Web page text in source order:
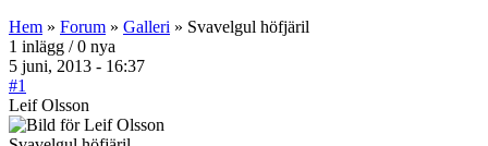
Hem » Forum » Galleri » Svavelgul höfjäril
1 inlägg / 0 nya
5 juni, 2013 - 16:37
#1
Leif Olsson